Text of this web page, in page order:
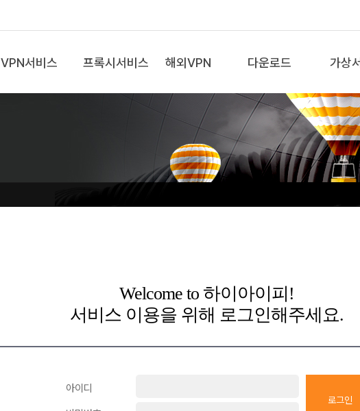
VPN서비스 프록시서비스 해외VPN 다운로드 가상
Welcome to 하이아이피!
서비스 이용을 위해 로그인해주세요.
아이디
로그인